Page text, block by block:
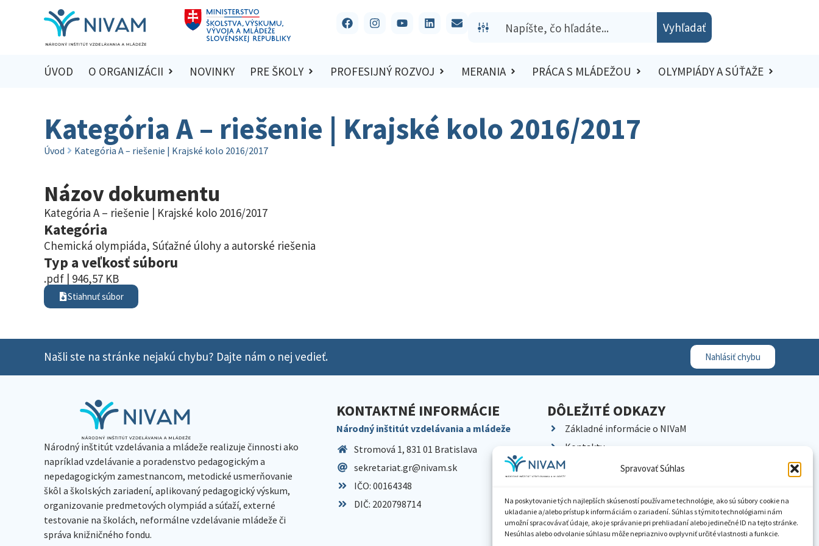
Spravovať Súhlas
Na poskytovanie tých najlepších skúseností používame technológie, ako sú súbory cookie na
ukladanie a/alebo prístup k informáciám o zariadení. Súhlas s týmito technológiami nám
umožní spracovávať údaje, ako je správanie pri prehliadaní alebo jedinečné ID na tejto stránke.
Nesúhlas alebo odvolanie súhlasu môže nepriaznivo ovplyvniť určité vlastnosti a funkcie.
Vyhľadať
ÚVOD O ORGANIZÁCII NOVINKY PRE ŠKOLY PROFESIJNÝ ROZVOJ MERANIA PRÁCA S MLÁDEŽOU OLYMPIÁDY A SÚŤAŽE
Kategória A – riešenie | Krajské kolo 2016/2017
Úvod Kategória A – riešenie | Krajské kolo 2016/2017
Názov dokumentu
Kategória A – riešenie | Krajské kolo 2016/2017
Kategória
Chemická olympiáda, Súťažné úlohy a autorské riešenia
Typ a veľkosť súboru
.pdf | 946,57 KB
Stiahnuť súbor
Našli ste na stránke nejakú chybu? Dajte nám o nej vedieť. Nahlásiť chybu
Národný inštitút vzdelávania a mládeže realizuje činnosti ako
napríklad vzdelávanie a poradenstvo pedagogickým a
nepedagogickým zamestnancom, metodické usmerňovanie
škôl a školských zariadení, aplikovaný pedagogický výskum,
organizovanie predmetových olympiád a súťaží, externé
testovanie na školách, neformálne vzdelávanie mládeže či
správa knižničného fondu.
KONTAKTNÉ INFORMÁCIE
Národný inštitút vzdelávania a mládeže
Stromová 1, 831 01 Bratislava
sekretariat.gr@nivam.sk
IČO: 00164348
DIČ: 2020798714
DÔLEŽITÉ ODKAZY
Základné informácie o NIVaM
Kontakty
Kariéra
Pracoviská NIVaM
Dokumenty inštitúcie
Knižnica